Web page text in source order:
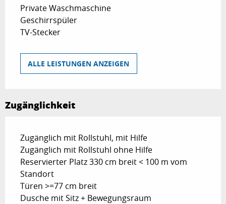
Private Waschmaschine
Geschirrspüler
TV-Stecker
ALLE LEISTUNGEN ANZEIGEN
Zugänglichkeit
Zugänglich mit Rollstuhl, mit Hilfe
Zugänglich mit Rollstuhl ohne Hilfe
Reservierter Platz 330 cm breit < 100 m vom
Standort
Türen >=77 cm breit
Dusche mit Sitz + Bewegungsraum